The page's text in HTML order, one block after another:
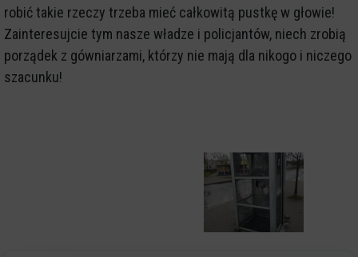
robić takie rzeczy trzeba mieć całkowitą pustkę w głowie!
Zainteresujcie tym nasze władze i policjantów, niech zrobią
porządek z gówniarzami, którzy nie mają dla nikogo i niczego
szacunku!